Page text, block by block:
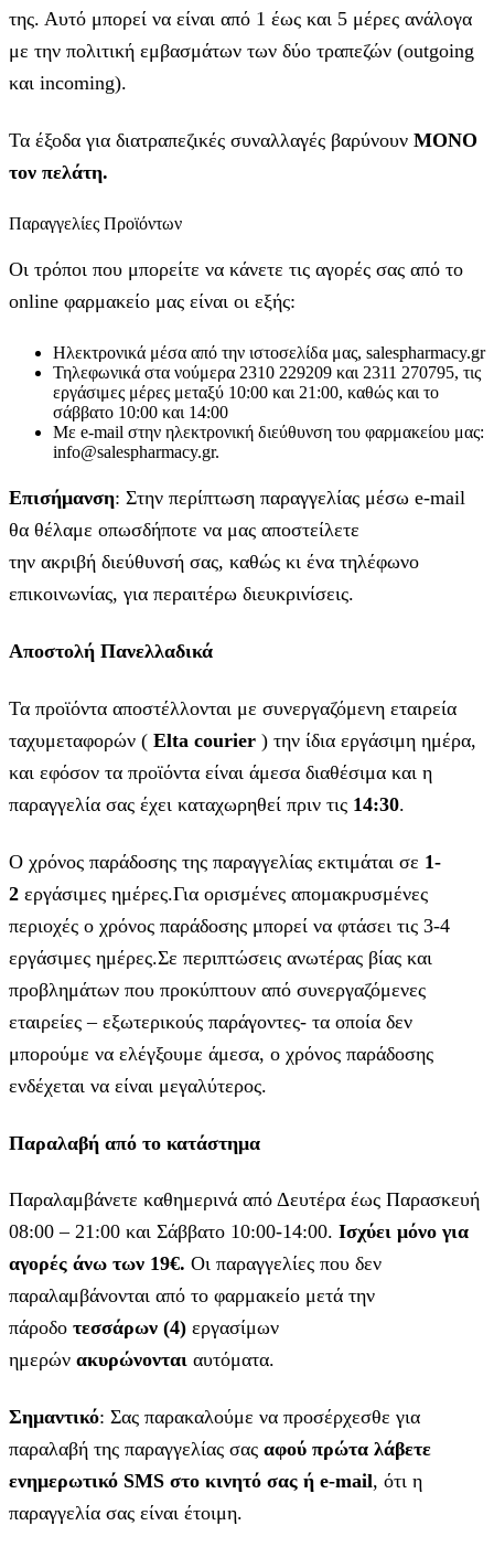
της. Αυτό μπορεί να είναι από 1 έως και 5 μέρες ανάλογα
με την πολιτική εμβασμάτων των δύο τραπεζών (outgoing
και incoming).
Τα έξοδα για διατραπεζικές συναλλαγές βαρύνουν MONO
τον πελάτη.
Παραγγελίες Προϊόντων
Οι τρόποι που μπορείτε να κάνετε τις αγορές σας από το
online φαρμακείο μας είναι οι εξής:
Ηλεκτρονικά μέσα από την ιστοσελίδα μας, salespharmacy.gr
Τηλεφωνικά στα νούμερα 2310 229209 και 2311 270795, τις
εργάσιμες μέρες μεταξύ 10:00 και 21:00, καθώς και το
σάββατο 10:00 και 14:00
Με e-mail στην ηλεκτρονική διεύθυνση του φαρμακείου μας:
info@salespharmacy.gr.
Επισήμανση: Στην περίπτωση παραγγελίας μέσω e-mail
θα θέλαμε οπωσδήποτε να μας αποστείλετε
την ακριβή διεύθυνσή σας, καθώς κι ένα τηλέφωνο
επικοινωνίας, για περαιτέρω διευκρινίσεις.
Αποστολή Πανελλαδικά
Τα προϊόντα αποστέλλονται με συνεργαζόμενη εταιρεία
ταχυμεταφορών ( Elta courier ) την ίδια εργάσιμη ημέρα,
και εφόσον τα προϊόντα είναι άμεσα διαθέσιμα και η
παραγγελία σας έχει καταχωρηθεί πριν τις 14:30.
Ο χρόνος παράδοσης της παραγγελίας εκτιμάται σε 1-
2 εργάσιμες ημέρες.Για ορισμένες απομακρυσμένες
περιοχές ο χρόνος παράδοσης μπορεί να φτάσει τις 3-4
εργάσιμες ημέρες.Σε περιπτώσεις ανωτέρας βίας και
προβλημάτων που προκύπτουν από συνεργαζόμενες
εταιρείες – εξωτερικούς παράγοντες- τα οποία δεν
μπορούμε να ελέγξουμε άμεσα, ο χρόνος παράδοσης
ενδέχεται να είναι μεγαλύτερος.
Παραλαβή από το κατάστημα
Παραλαμβάνετε καθημερινά από Δευτέρα έως Παρασκευή
08:00 – 21:00 και Σάββατο 10:00-14:00. Ισχύει μόνο για
αγορές άνω των 19€. Οι παραγγελίες που δεν
παραλαμβάνονται από το φαρμακείο μετά την
πάροδο τεσσάρων (4) εργασίμων
ημερών ακυρώνονται αυτόματα.
Σημαντικό: Σας παρακαλούμε να προσέρχεσθε για
παραλαβή της παραγγελίας σας αφού πρώτα λάβετε
ενημερωτικό SMS στο κινητό σας ή e-mail, ότι η
παραγγελία σας είναι έτοιμη.